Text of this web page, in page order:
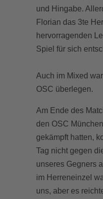
und Hingabe.
Florian das 3te
hervorragenden
Spiel für sich
Auch im Mixed
OSC überlegen.
Am Ende des
den OSC
gekämpft hatten,
Tag nicht gegen
unseres Gegners
im Herreneinzel
uns, aber es